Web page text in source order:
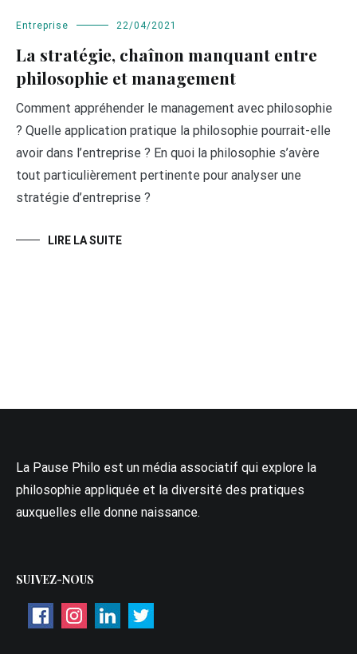
Entreprise 22/04/2021
La stratégie, chaînon manquant entre
philosophie et management
Comment appréhender le management avec philosophie
? Quelle application pratique la philosophie pourrait-elle
avoir dans l’entreprise ? En quoi la philosophie s’avère
tout particulièrement pertinente pour analyser une
stratégie d’entreprise ?
LIRE LA SUITE
La Pause Philo est un média associatif qui explore la
philosophie appliquée et la diversité des pratiques
auxquelles elle donne naissance.
SUIVEZ-NOUS